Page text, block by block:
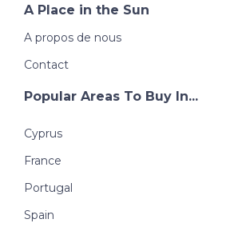
A Place in the Sun
A propos de nous
Contact
Popular Areas To Buy In...
Cyprus
France
Portugal
Spain